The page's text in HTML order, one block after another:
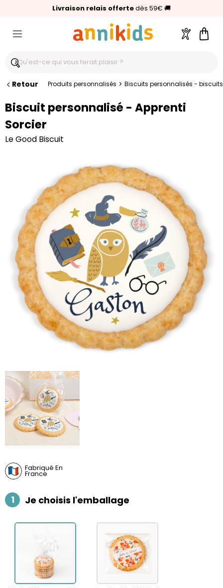
Livraison relais offertedès 59€ 🚚
🥇Palmarès Capital 2025 :Annikids N°1
⭐⭐⭐⭐⭐4,6/5(24 000 avis clients)
Compte
Retour Produits personnalisés > Biscuits personnalisés - biscuits
Biscuit personnalisé - Apprenti
Sorcier
Le Good Biscuit
Fabriqué En
France
1 Je choisis l'emballage